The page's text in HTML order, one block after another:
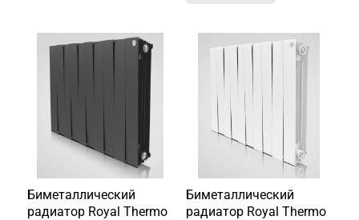
Биметаллический
радиатор Royal Thermo
Биметаллический
радиатор Royal Thermo